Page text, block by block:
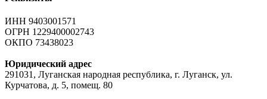
ИНН 9403001571
ОГРН 1229400002743
ОКПО 73438023
Юридический адрес
291031, Луганская народная республика, г. Луганск, ул.
Курчатова, д. 5, помещ. 80